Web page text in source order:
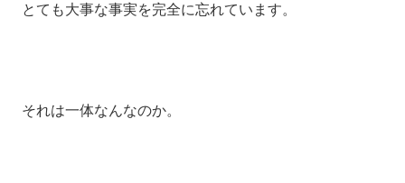
とても大事な事実を完全に忘れています。
それは一体なんなのか。